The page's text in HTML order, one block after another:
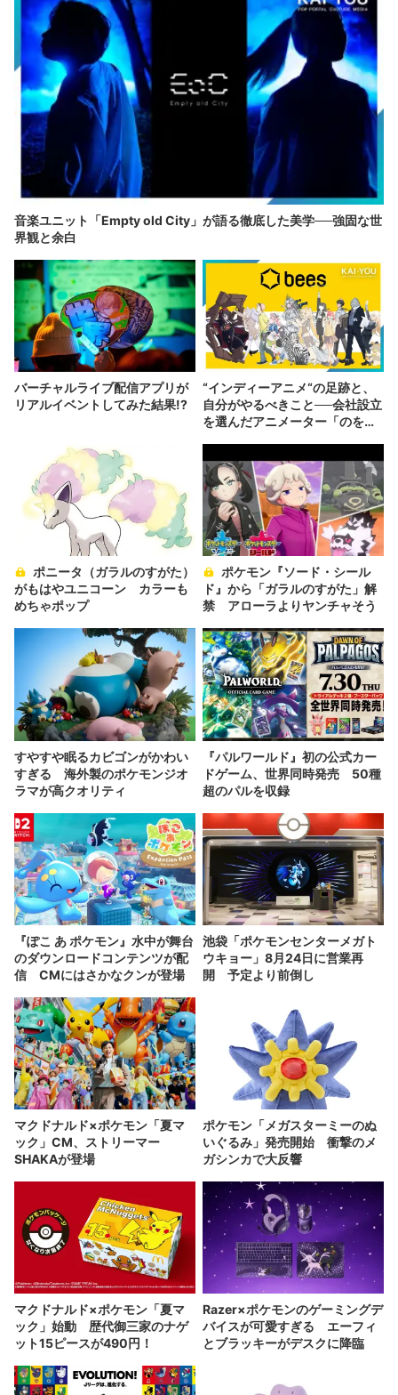
音楽ユニット「Empty old City」が語る徹底した美学──強固な世
界観と余白
バーチャルライブ配信アプリが
リアルイベントしてみた結果!?
“インディーアニメ“の足跡と、
自分がやるべきこと──会社設立
を選んだアニメーター「のを
がもはやユニコーン カラーも
めちゃポップ
ド』から「ガラルのすがた」解
禁 アローラよりヤンチャそう
すやすや眠るカビゴンがかわい
すぎる 海外製のポケモンジオ
ラマが高クオリティ
『パルワールド』初の公式カー
ドゲーム、世界同時発売 50種
超のパルを収録
『ぽこ あ ポケモン』水中が舞台
のダウンロードコンテンツが配
信 CMにはさかなクンが登場
池袋「ポケモンセンターメガト
ウキョー」8月24日に営業再
開 予定より前倒し
マクドナルド×ポケモン「夏マ
ック」CM、ストリーマー
SHAKAが登場
ポケモン「メガスターミーのぬ
いぐるみ」発売開始 衝撃のメ
ガシンカで大反響
マクドナルド×ポケモン「夏マ
ック」始動 歴代御三家のナゲ
ット15ピースが490円！
Razer×ポケモンのゲーミングデ
バイスが可愛すぎる エーフィ
とブラッキーがデスクに降臨